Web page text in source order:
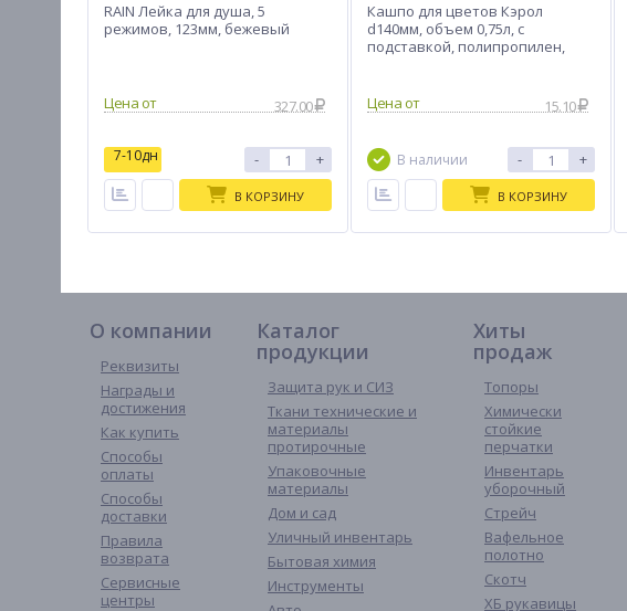
RAIN Лейка для душа, 5
режимов, 123мм, бежевый
327.00
7-10дн - +
В КОРЗИНУ
Кашпо для цветов Кэрол
d140мм, объем 0,75л, с
подставкой, полипропилен,
15.10
В наличии - +
В КОРЗИНУ
О компании
Реквизиты
Награды и
достижения
Как купить
Способы
оплаты
Способы
доставки
Правила
возврата
Сервисные
центры
Каталог
продукции
Защита рук и СИЗ
Ткани технические и
материалы
протирочные
Упаковочные
материалы
Дом и сад
Уличный инвентарь
Бытовая химия
Инструменты
Хиты
продаж
Топоры
Химически
стойкие
перчатки
Инвентарь
уборочный
Стрейч
Вафельное
полотно
Скотч
ХБ рукавицы